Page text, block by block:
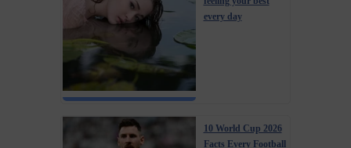
every day
10 World Cup 2026
Facts Every Football